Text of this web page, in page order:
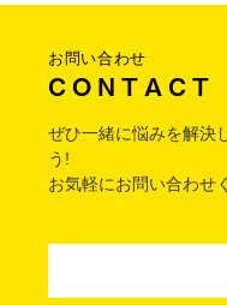
お問い合わせ
C O N T A C T
ぜひ一緒に悩みを解決
う!
お気軽にお問い合わせ